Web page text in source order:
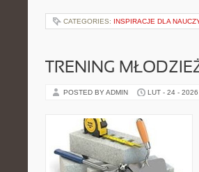
CATEGORIES: INSPIRACJE DLA
TRENING
POSTED BY ADMIN LUT - 24 - 2026